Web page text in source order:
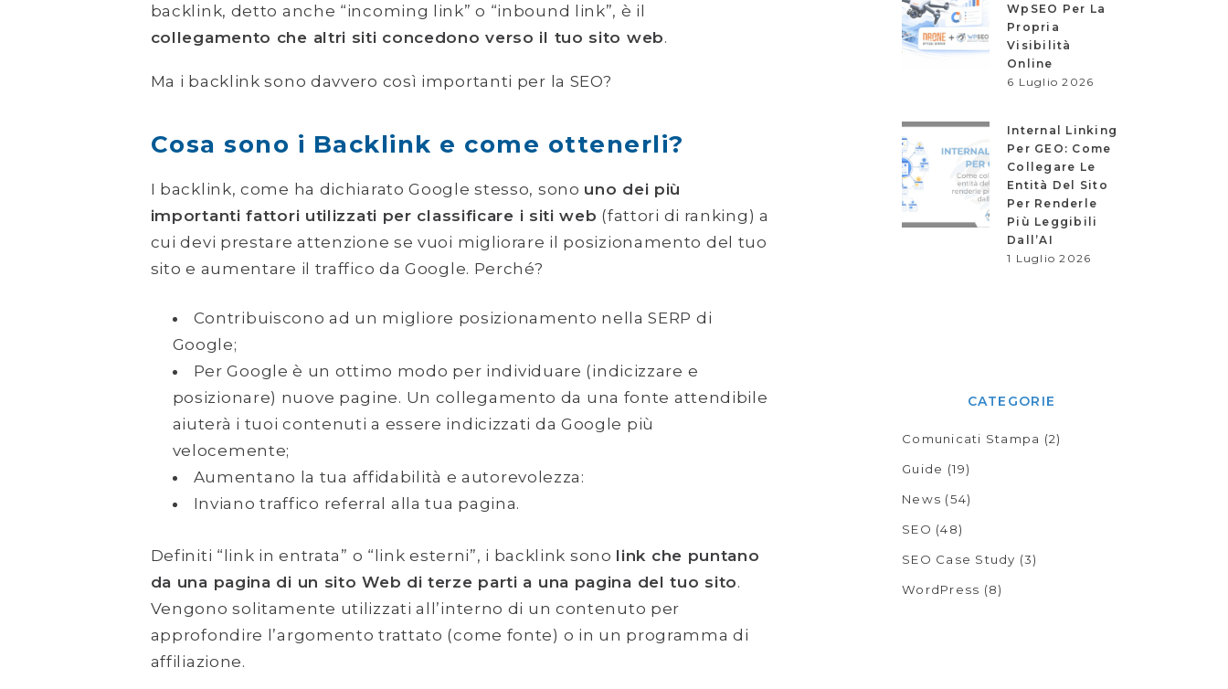
backlink, detto anche “incoming link” o “inbound link”, è il
collegamento che altri siti concedono verso il tuo sito web.
Ma i backlink sono davvero così importanti per la SEO?
Cosa sono i Backlink e come ottenerli?
I backlink, come ha dichiarato Google stesso, sono uno dei più
importanti fattori utilizzati per classificare i siti web (fattori di ranking) a
cui devi prestare attenzione se vuoi migliorare il posizionamento del tuo
sito e aumentare il traffico da Google. Perché?
Contribuiscono ad un migliore posizionamento nella SERP di
Google;
Per Google è un ottimo modo per individuare (indicizzare e
posizionare) nuove pagine. Un collegamento da una fonte attendibile
aiuterà i tuoi contenuti a essere indicizzati da Google più
velocemente;
Aumentano la tua affidabilità e autorevolezza:
Inviano traffico referral alla tua pagina.
Definiti “link in entrata” o “link esterni”, i backlink sono link che puntano
da una pagina di un sito Web di terze parti a una pagina del tuo sito.
Vengono solitamente utilizzati all’interno di un contenuto per
approfondire l’argomento trattato (come fonte) o in un programma di
affiliazione.
WpSEO Per La
Propria
Visibilità
Online
6 Luglio 2026
Internal Linking
Per GEO: Come
Collegare Le
Entità Del Sito
Per Renderle
Più Leggibili
Dall’AI
1 Luglio 2026
CATEGORIE
Comunicati Stampa (2)
Guide (19)
News (54)
SEO (48)
SEO Case Study (3)
WordPress (8)